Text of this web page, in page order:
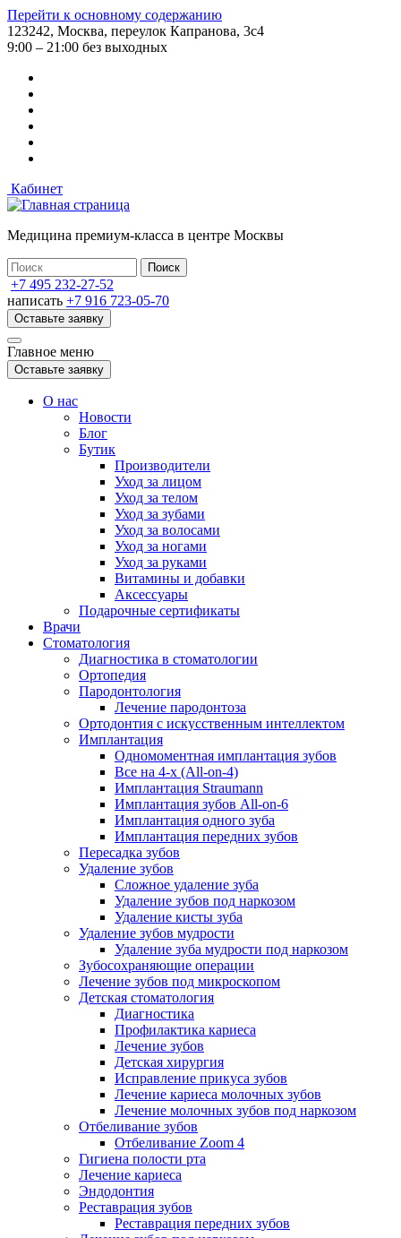
Перейти к основному содержанию
123242, Москва, переулок Капранова, 3с4
9:00 – 21:00 без выходных
Кабинет
Медицина премиум-класса в центре Москвы
+7 495 232-27-52
написать +7 916 723-05-70
Оставьте заявку
Главное меню
Оставьте заявку
О нас
Новости
Блог
Бутик
Производители
Уход за лицом
Уход за телом
Уход за зубами
Уход за волосами
Уход за ногами
Уход за руками
Витамины и добавки
Аксессуары
Подарочные сертификаты
Врачи
Стоматология
Диагностика в стоматологии
Ортопедия
Пародонтология
Лечение пародонтоза
Ортодонтия с искусственным интеллектом
Имплантация
Одномоментная имплантация зубов
Все на 4-х (All-on-4)
Имплантация Straumann
Имплантация зубов All-on-6
Имплантация одного зуба
Имплантация передних зубов
Пересадка зубов
Удаление зубов
Сложное удаление зуба
Удаление зубов под наркозом
Удаление кисты зуба
Удаление зубов мудрости
Удаление зуба мудрости под наркозом
Зубосохраняющие операции
Лечение зубов под микроскопом
Детская стоматология
Диагностика
Профилактика кариеса
Лечение зубов
Детская хирургия
Исправление прикуса зубов
Лечение кариеса молочных зубов
Лечение молочных зубов под наркозом
Отбеливание зубов
Отбеливание Zoom 4
Гигиена полости рта
Лечение кариеса
Эндодонтия
Реставрация зубов
Реставрация передних зубов